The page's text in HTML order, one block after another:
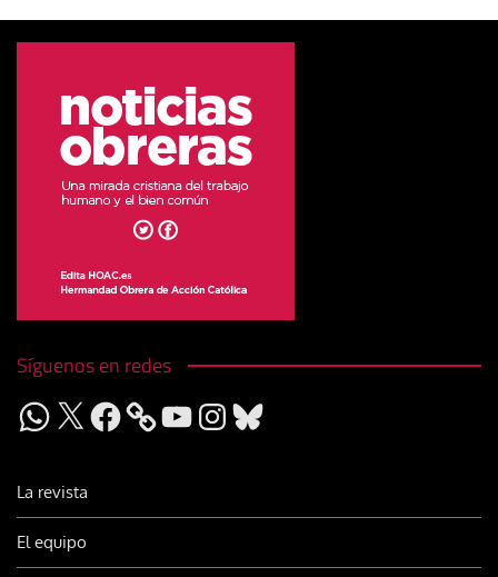
Síguenos en redes
WhatsApp
X Facebook YouTubeInstagram
Bluesky
La revista
El equipo